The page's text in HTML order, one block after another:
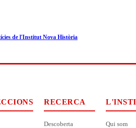
de l'Institut Nova Història
RECERCA
Descoberta
Qui som